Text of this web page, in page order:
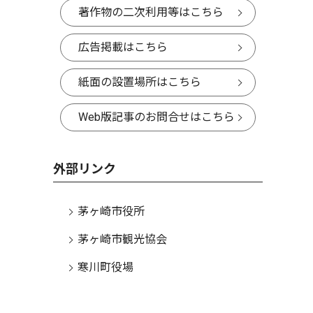
著作物の二次利用等はこちら
広告掲載はこちら
紙面の設置場所はこちら
Web版記事のお問合せはこちら
外部リンク
茅ヶ崎市役所
茅ヶ崎市観光協会
寒川町役場